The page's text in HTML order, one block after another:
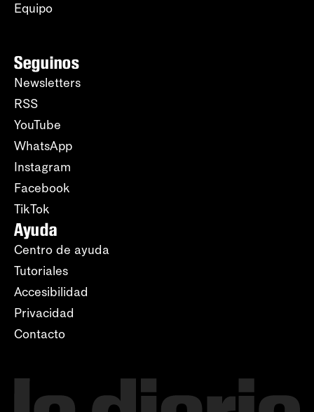
Equipo
Seguinos
Newsletters
RSS
YouTube
WhatsApp
Instagram
Facebook
TikTok
Ayuda
Centro de ayuda
Tutoriales
Accesibilidad
Privacidad
Contacto